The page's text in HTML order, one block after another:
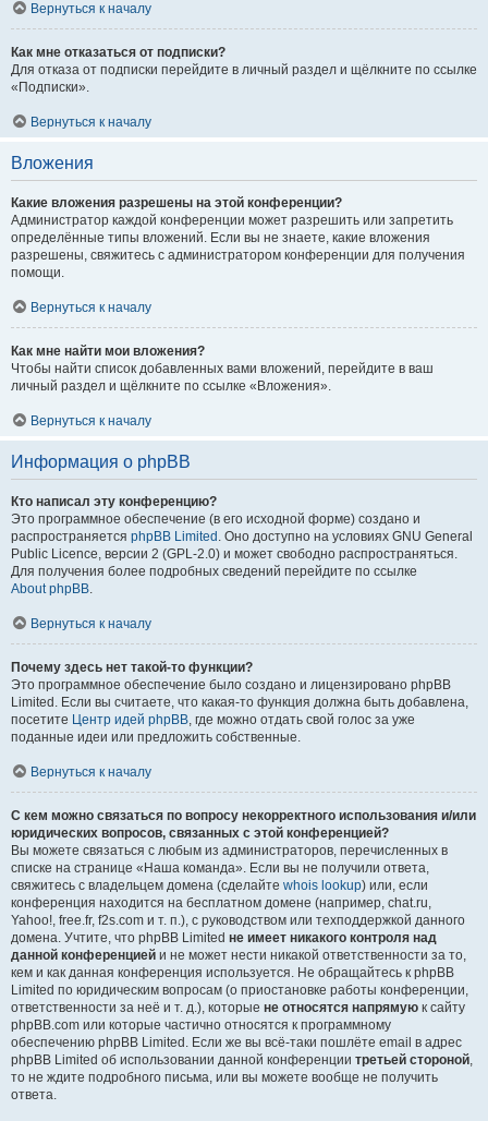
Вернуться к началу
Как мне отказаться от подписки?
Для отказа от подписки перейдите в личный раздел и щёлкните по ссылке
«Подписки».
Вернуться к началу
Вложения
Какие вложения разрешены на этой конференции?
Администратор каждой конференции может разрешить или запретить
определённые типы вложений. Если вы не знаете, какие вложения
разрешены, свяжитесь с администратором конференции для получения
помощи.
Вернуться к началу
Как мне найти мои вложения?
Чтобы найти список добавленных вами вложений, перейдите в ваш
личный раздел и щёлкните по ссылке «Вложения».
Вернуться к началу
Информация о phpBB
Кто написал эту конференцию?
Это программное обеспечение (в его исходной форме) создано и
распространяется phpBB Limited . Оно доступно на условиях GNU General
Public Licence, версии 2 (GPL-2.0) и может свободно распространяться.
Для получения более подробных сведений перейдите по ссылке
About phpBB.
Вернуться к началу
Почему здесь нет такой-то функции?
Это программное обеспечение было создано и лицензировано phpBB
Limited. Если вы считаете, что какая-то функция должна быть добавлена,
посетите Центр идей phpBB, где можно отдать свой голос за уже
поданные идеи или предложить собственные.
Вернуться к началу
С кем можно связаться по вопросу некорректного использования и/или
юридических вопросов, связанных с этой конференцией?
Вы можете связаться с любым из администраторов, перечисленных в
списке на странице «Наша команда». Если вы не получили ответа,
свяжитесь с владельцем домена (сделайте whois lookup) или, если
конференция находится на бесплатном домене (например, chat.ru,
Yahoo!, free.fr, f2s.com и т. п.), с руководством или техподдержкой данного
домена. Учтите, что phpBB Limited не имеет никакого контроля над
данной конференцией и не может нести никакой ответственности за то,
кем и как данная конференция используется. Не обращайтесь к phpBB
Limited по юридическим вопросам (о приостановке работы конференции,
ответственности за неё и т. д.), которые не относятся напрямую к сайту
phpBB.com или которые частично относятся к программному
обеспечению phpBB Limited. Если же вы всё-таки пошлёте email в адрес
phpBB Limited об использовании данной конференции третьей стороной,
то не ждите подробного письма, или вы можете вообще не получить
ответа.